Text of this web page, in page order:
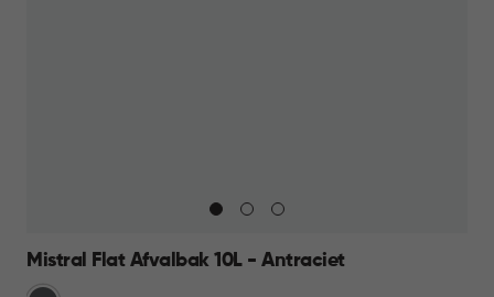
Mistral Flat Afvalbak 10L - Antraciet